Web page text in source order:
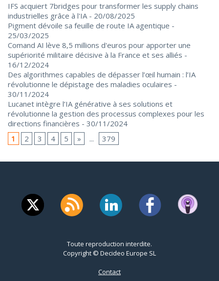
IFS acquiert 7bridges pour transformer les supply chains
industrielles grâce à l'IA - 20/08/2025
Pigment dévoile sa feuille de route IA agentique -
25/03/2025
Comand AI lève 8,5 millions d'euros pour apporter une
supériorité militaire décisive à la France et ses alliés -
16/12/2024
Des algorithmes capables de dépasser l’œil humain : l’IA
révolutionne le dépistage des maladies oculaires -
30/11/2024
Lucanet intègre l’IA générative à ses solutions et
révolutionne la gestion des processus complexes pour les
directions financières - 30/11/2024
1
2 3 4 5 » ... 379
Toute reproduction interdite.
Copyright © Decideo Europe SL
Contact